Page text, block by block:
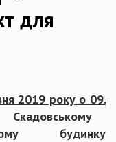
для
2019 року о 09.
будинку